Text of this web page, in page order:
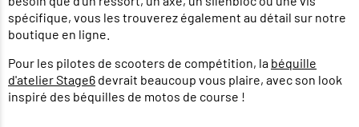
spécifique, vous les trouverez également au détail sur notre
boutique en ligne.
Pour les pilotes de scooters de compétition, la béquille
d'atelier Stage6 devrait beaucoup vous plaire, avec son look
inspiré des béquilles de motos de course !